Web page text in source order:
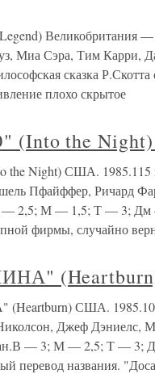
Великобритания
Миа Сэра, Тим Карри,
сказка
плохо скрытое
the
Night) США. 1985.115
Пфайффер, Ричард
— 2,5; М — 1,5; Т — 3; Дм
фирмы, случайно
США. 1985.108
Джеф Дэниелс,
— 3; М — 2,5; Т — 3;
перевод названия.